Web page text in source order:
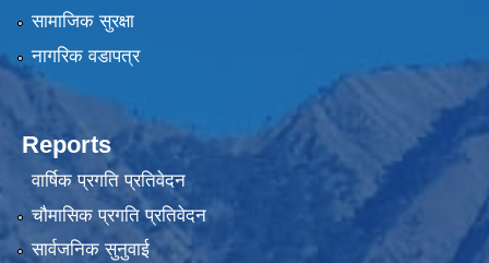
सामाजिक सुरक्षा
नागरिक वडापत्र
Reports
वार्षिक प्रगति प्रतिवेदन
चौमासिक प्रगति प्रतिवेदन
सार्वजनिक सुनुवाई